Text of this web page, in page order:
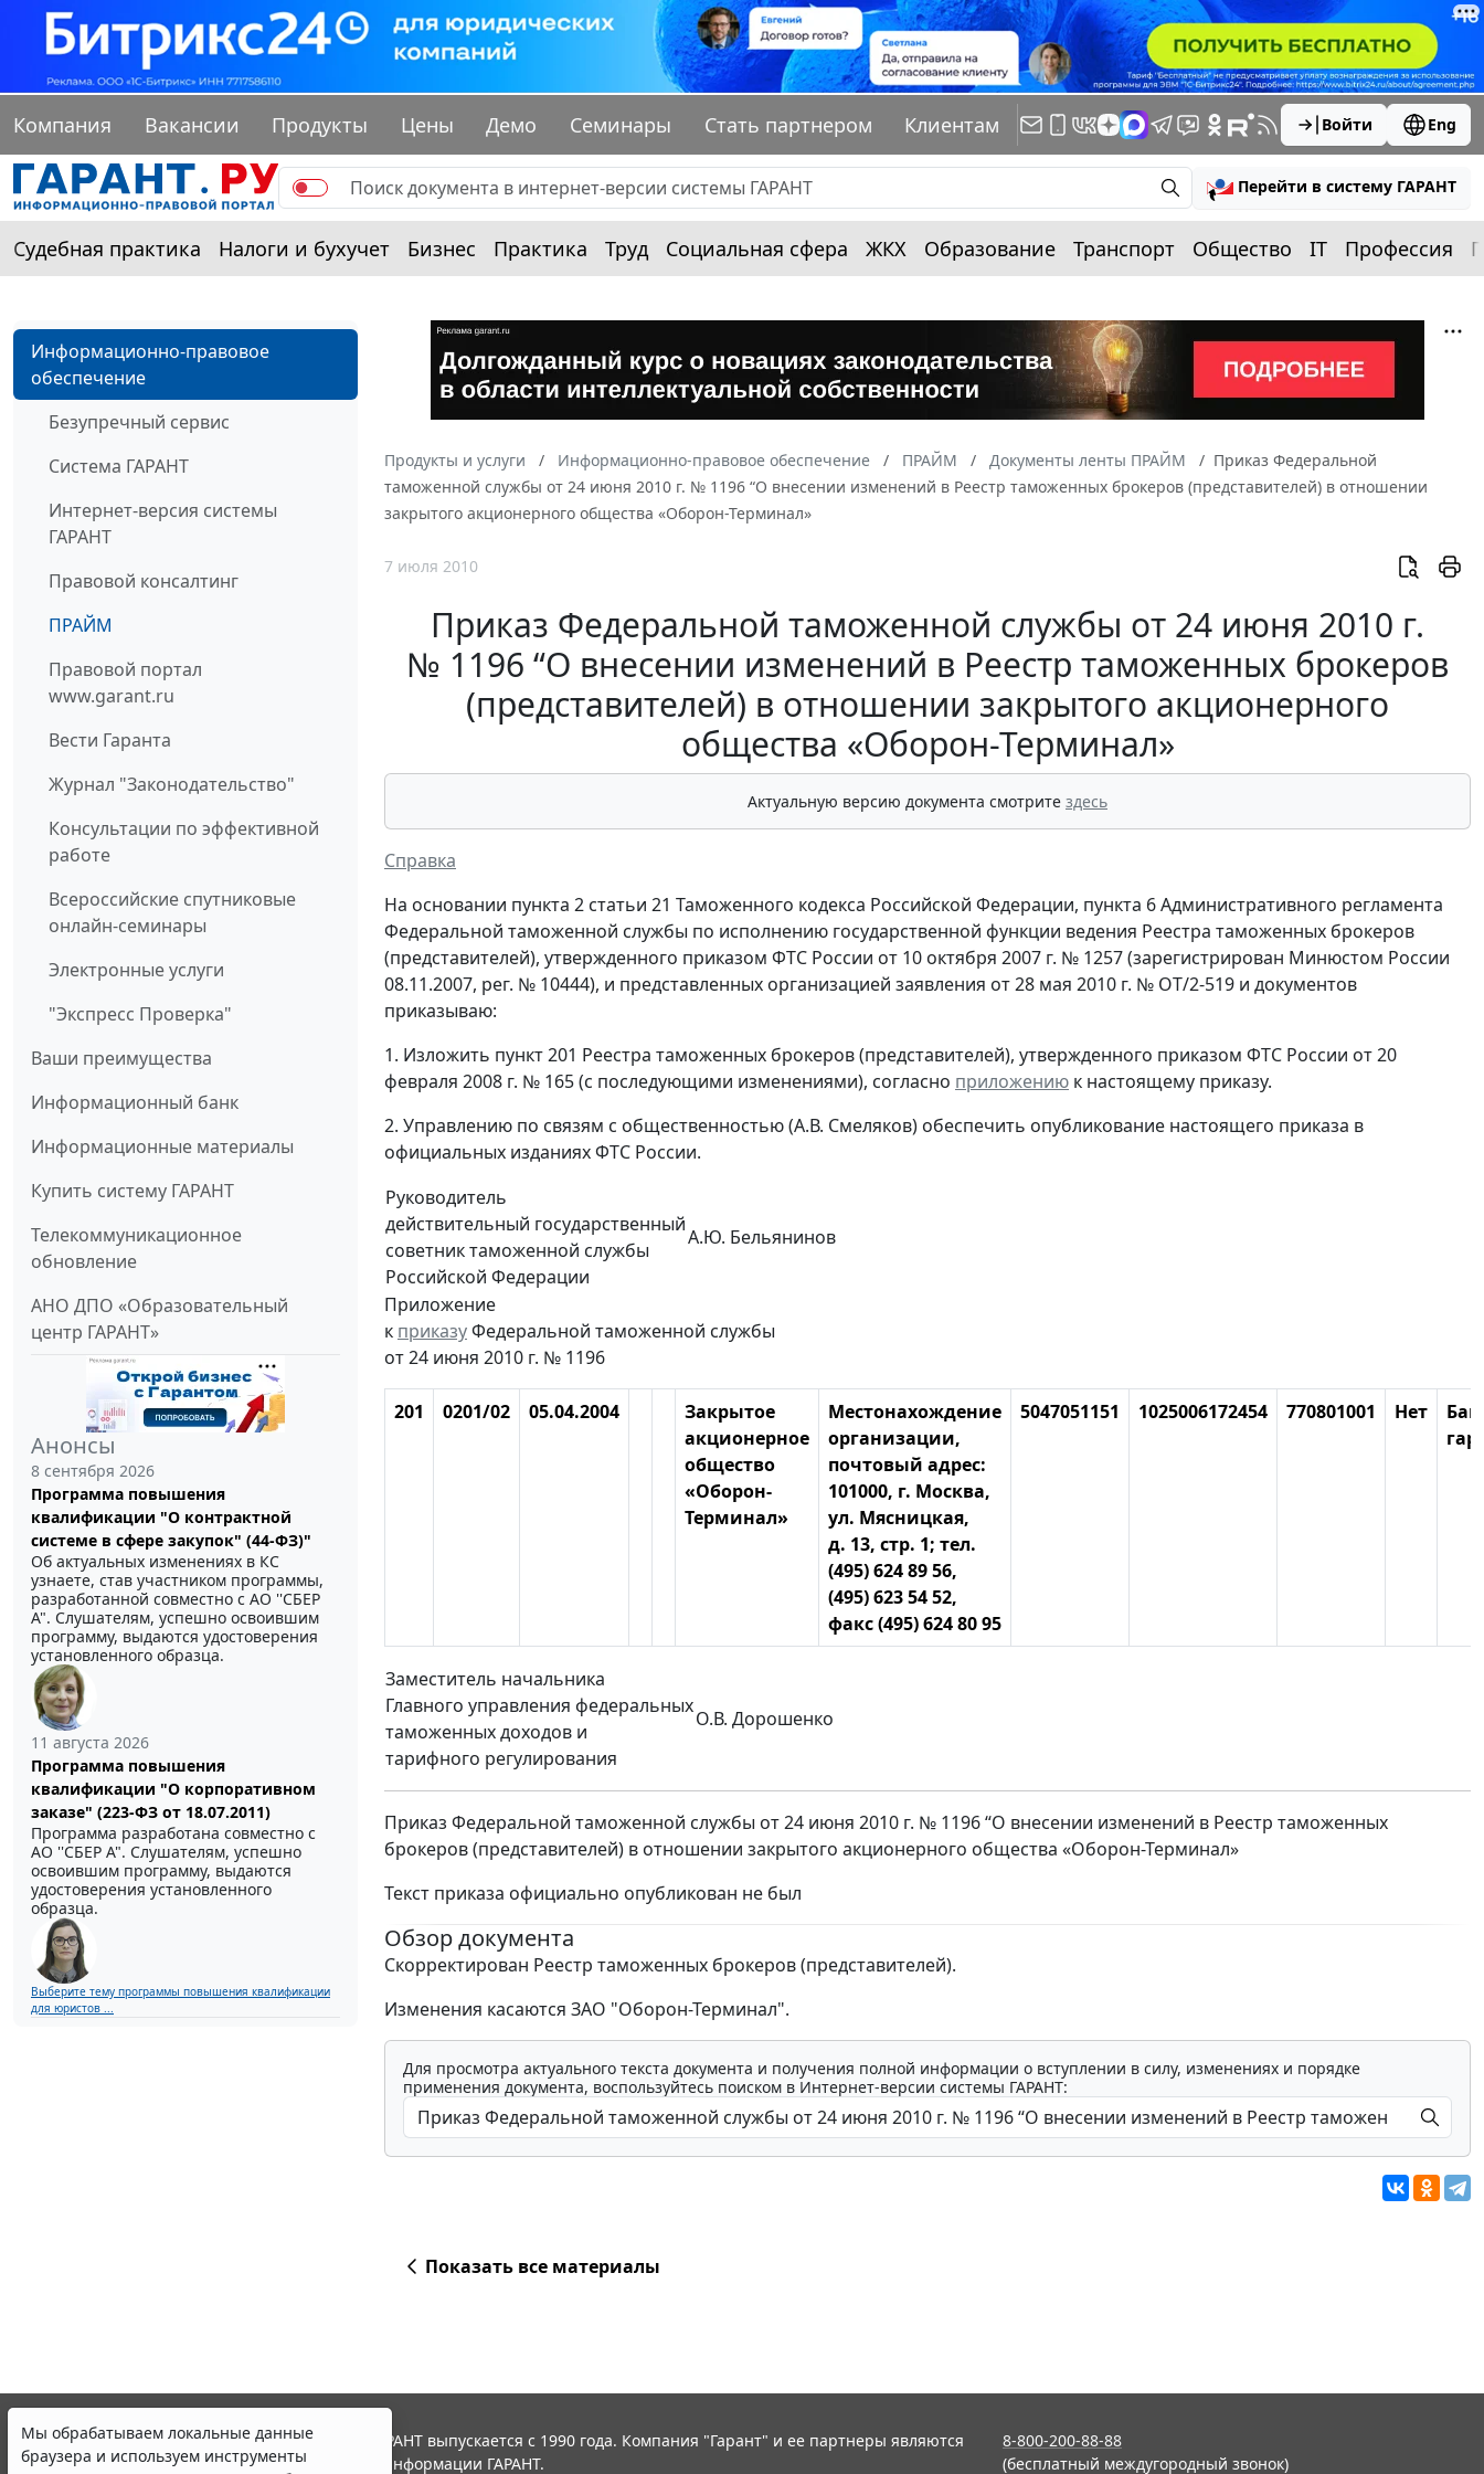
Компания Вакансии Продукты Цены Демо Семинары Стать партнером Клиентам Войти Eng
Перейти в систему ГАРАНТ
Судебная практика Налоги и бухучет Бизнес Практика Труд Социальная сфера ЖКХ Образование Транспорт Общество IT Профессия
Информационно-правовое
обеспечение
Безупречный сервис
Система ГАРАНТ
Интернет-версия системы
ГАРАНТ
Правовой консалтинг
ПРАЙМ
Правовой портал
www.garant.ru
Вести Гаранта
Журнал "Законодательство"
Консультации по эффективной
работе
Всероссийские спутниковые
онлайн-семинары
Электронные услуги
"Экспресс Проверка"
Ваши преимущества
Информационный банк
Информационные материалы
Купить систему ГАРАНТ
Телекоммуникационное
обновление
АНО ДПО «Образовательный
центр ГАРАНТ»
Анонсы
8 сентября 2026
Программа повышения
квалификации "О контрактной
системе в сфере закупок" (44-ФЗ)"
Об актуальных изменениях в КС
узнаете, став участником программы,
разработанной совместно с АО ''СБЕР
А". Слушателям, успешно освоившим
программу, выдаются удостоверения
установленного образца.
11 августа 2026
Программа повышения
квалификации "О корпоративном
заказе" (223-ФЗ от 18.07.2011)
Программа разработана совместно с
АО ''СБЕР А". Слушателям, успешно
освоившим программу, выдаются
удостоверения установленного
образца.
Выберите тему программы повышения квалификации
для юристов ...
Продукты и услуги Информационно-правовое обеспечение ПРАЙМ Документы ленты ПРАЙМ
Приказ Федеральной
таможенной службы от 24 июня 2010 г. № 1196 “О внесении изменений в Реестр таможенных брокеров (представителей) в отношении
закрытого акционерного общества «Оборон-Терминал»
7 июля 2010
Приказ Федеральной таможенной службы от 24 июня 2010 г.
№ 1196 “О внесении изменений в Реестр таможенных брокеров
(представителей) в отношении закрытого акционерного
общества «Оборон-Терминал»
Актуальную версию документа смотрите здесь
Справка
На основании пункта 2 статьи 21 Таможенного кодекса Российской Федерации, пункта 6 Административного регламента
Федеральной таможенной службы по исполнению государственной функции ведения Реестра таможенных брокеров
(представителей), утвержденного приказом ФТС России от 10 октября 2007 г. № 1257 (зарегистрирован Минюстом России
08.11.2007, рег. № 10444), и представленных организацией заявления от 28 мая 2010 г. № ОТ/2-519 и документов
приказываю:
1. Изложить пункт 201 Реестра таможенных брокеров (представителей), утвержденного приказом ФТС России от 20
февраля 2008 г. № 165 (с последующими изменениями), согласно приложению к настоящему приказу.
2. Управлению по связям с общественностью (А.В. Смеляков) обеспечить опубликование настоящего приказа в
официальных изданиях ФТС России.
Руководитель
действительный государственный
советник таможенной службы
Российской Федерации
А.Ю. Бельянинов
Приложение
к приказуФедеральной таможенной службы
от 24 июня 2010 г. № 1196
201 0201/02 05.04.2004
Закрытое
акционерное
общество
«Оборон-
Терминал»
Местонахождение
организации,
почтовый адрес:
101000, г. Москва,
ул. Мясницкая,
д. 13, стр. 1; тел.
(495) 624 89 56,
(495) 623 54 52,
факс (495) 624 80 95
5047051151 1025006172454 770801001 Нет
Заместитель начальника
Главного управления федеральных
таможенных доходов и
тарифного регулирования
О.В. Дорошенко
Приказ Федеральной таможенной службы от 24 июня 2010 г. № 1196 “О внесении изменений в Реестр таможенных
брокеров (представителей) в отношении закрытого акционерного общества «Оборон-Терминал»
Текст приказа официально опубликован не был
Обзор документа
Скорректирован Реестр таможенных брокеров (представителей).
Изменения касаются ЗАО "Оборон-Терминал".
Для просмотра актуального текста документа и получения полной информации о вступлении в силу, изменениях и порядке
применения документа, воспользуйтесь поиском в Интернет-версии системы ГАРАНТ:
Показать все материалы
Мы обрабатываем локальные данные
браузера и используем инструменты
© ООО "НПП "ГАРАНТ-СЕРВИС", 2026. Система ГАРАНТ выпускается с 1990 года. Компания "Гарант" и ее партнеры являются
участниками Российской ассоциации правовой информации ГАРАНТ.
8-800-200-88-88
(бесплатный междугородный звонок)